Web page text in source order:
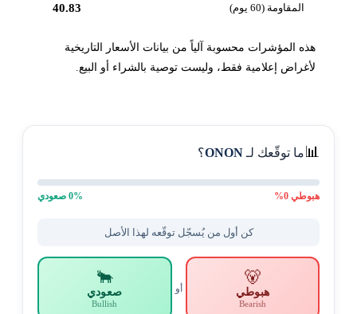
المقاومة (60 يوم) 40.83
هذه المؤشرات محسوبة آلياً من بيانات الأسعار التاريخية
لأغراض إعلامية فقط، وليست توصية بالشراء أو البيع.
📊 ما توقّعك لـONON؟
هبوطي0
%
0% صعودي
كن أول من يُسجّل توقّعه لهذا الأصل
🐻
هبوطي
Bearish
أو
🐂
صعودي
Bullish